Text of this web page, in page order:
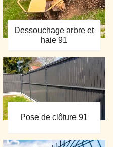
Dessouchage arbre et
haie 91
Pose de clôture 91